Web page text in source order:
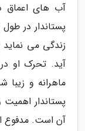
آب های اعماق
پستاندار در
زندگی می
آید. تحرک او
ماهرانه و
پستاندار
آن است. مدفوع